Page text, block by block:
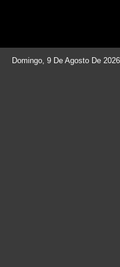
Domingo, 9 De Agosto De 2026